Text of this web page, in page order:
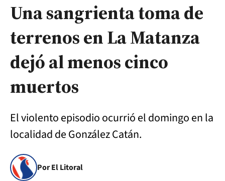
Una sangrienta toma de
terrenos en La Matanza
dejó al menos cinco
muertos
El violento episodio ocurrió el domingo en la
localidad de González Catán.
Por El Litoral